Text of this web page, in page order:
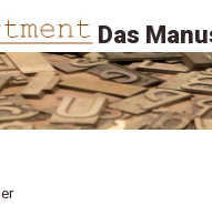
Das